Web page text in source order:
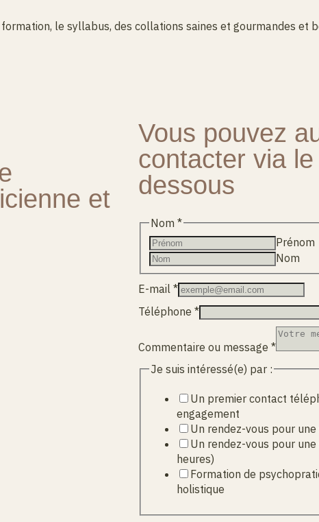
le syllabus, des collations saines et gourmandes et
et
Vous pouvez
contacter via
dessous
Nom *
Prénom
Nom
E-mail *
Téléphone
Téléphone *
Commentaire ou message *
Je suis intéressé(e) par :
Un premier contact
engagement
Un rendez-vous pour
Un rendez-vous pour
heures)
Formation de
holistique